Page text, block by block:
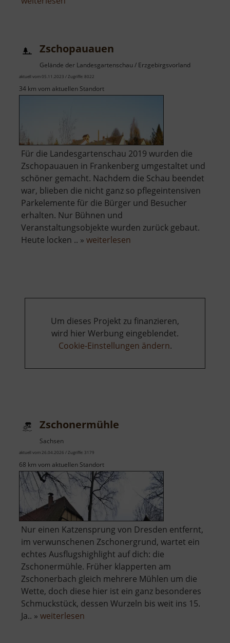
Zschopauauen
Gelände der Landesgartenschau / Erzgebirgsvorland
aktuell vom 05.11.2023 / Zugriffe: 8022
34 km vom aktuellen Standort
Für die Landesgartenschau 2019 wurden die
Zschopauauen in Frankenberg umgestaltet und
schöner gemacht. Nachdem die Schau beendet
war, blieben die nicht ganz so pflegeintensiven
Parkelemente für die Bürger und Besucher
erhalten. Nur Bühnen und
Veranstaltungsobjekte wurden zurück gebaut.
Heute locken .. » weiterlesen
Um dieses Projekt zu finanzieren,
wird hier Werbung eingeblendet.
Cookie-Einstellungen ändern.
Zschonermühle
Sachsen
aktuell vom 26.04.2026 / Zugriffe: 3179
68 km vom aktuellen Standort
Nur einen Katzensprung von Dresden entfernt,
im verwunschenen Zschonergrund, wartet ein
echtes Ausflugshighlight auf dich: die
Zschonermühle. Früher klapperten am
Zschonerbach gleich mehrere Mühlen um die
Wette, doch diese hier ist ein ganz besonderes
Schmuckstück, dessen Wurzeln bis weit ins 15.
Ja.. » weiterlesen